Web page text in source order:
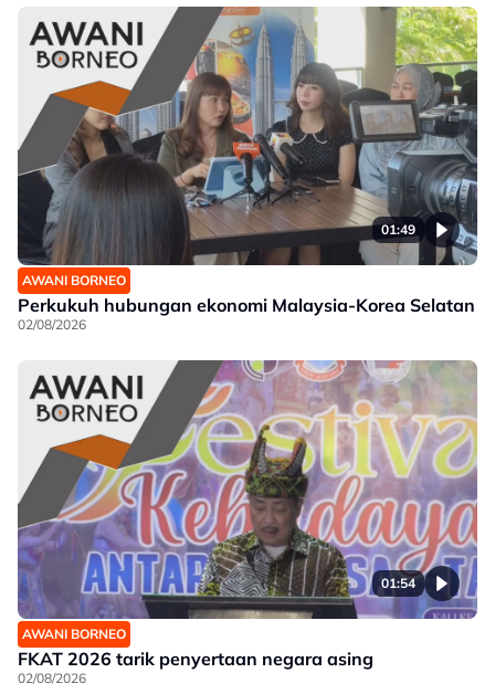
01:49
AWANI BORNEO
Perkukuh hubungan ekonomi Malaysia-Korea Selatan
02/08/2026
01:54
AWANI BORNEO
FKAT 2026 tarik penyertaan negara asing
02/08/2026